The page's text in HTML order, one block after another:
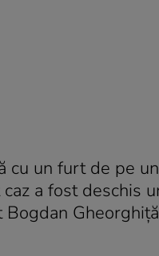
un furt de pe
a fost deschis